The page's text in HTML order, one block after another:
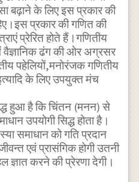
बढ़ाने के लिए इस प्रकार की
प्रकार की गणित की
प्रेरित होते हैं।गणितीय
ढंग की ओर अग्रसर
पहेलियों,मनोरंजक गणितीय
के लिए उपयुक्त मंच
हुआ है कि चिंतन (मनन) से
उपयोगी सिद्ध होता है।
समाधान को गति प्रदान
एवं प्रासंगिक होगी उतनी
ज्ञात करने की प्रेरणा देगी।